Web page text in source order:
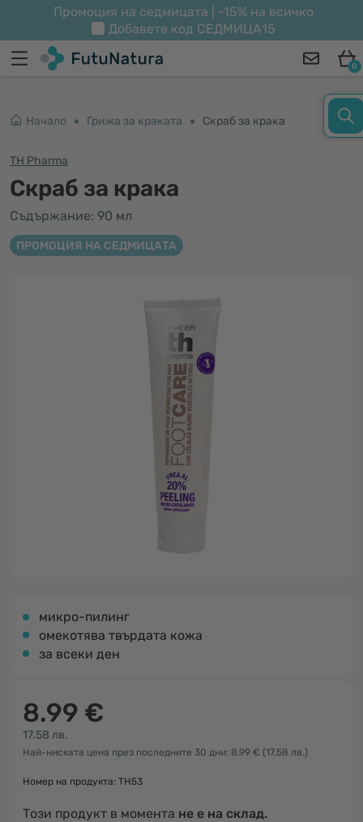
Промоция на седмицата | -15% на всичко
Добавете код СЕДМИЦА15
0
Начало Грижа за краката Скраб за крака
TH Pharma
Скраб за крака
Съдържание: 90 мл
ПРОМОЦИЯ НА СЕДМИЦАТА
микро-пилинг
омекотява твърдата кожа
за всеки ден
8.99 €
17.58 лв.
Най-ниската цена през последните 30 дни: 8.99 € (17.58 лв.)
Номер на продукта: TH53
Този продукт в момента не е на склад.